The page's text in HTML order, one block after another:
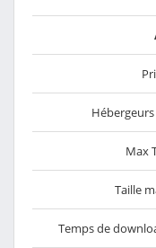
Max
Taille
Temps de